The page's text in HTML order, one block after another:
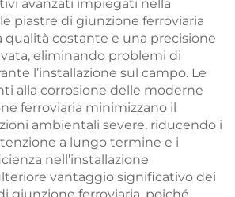
avanzati impiegati nella
piastre di giunzione ferroviaria
qualità costante e una precisione
eliminando problemi di
l’installazione sul campo. Le
alla corrosione delle moderne
ferroviaria minimizzano il
ambientali severe, riducendo i
a lungo termine e i
nell’installazione
vantaggio significativo dei